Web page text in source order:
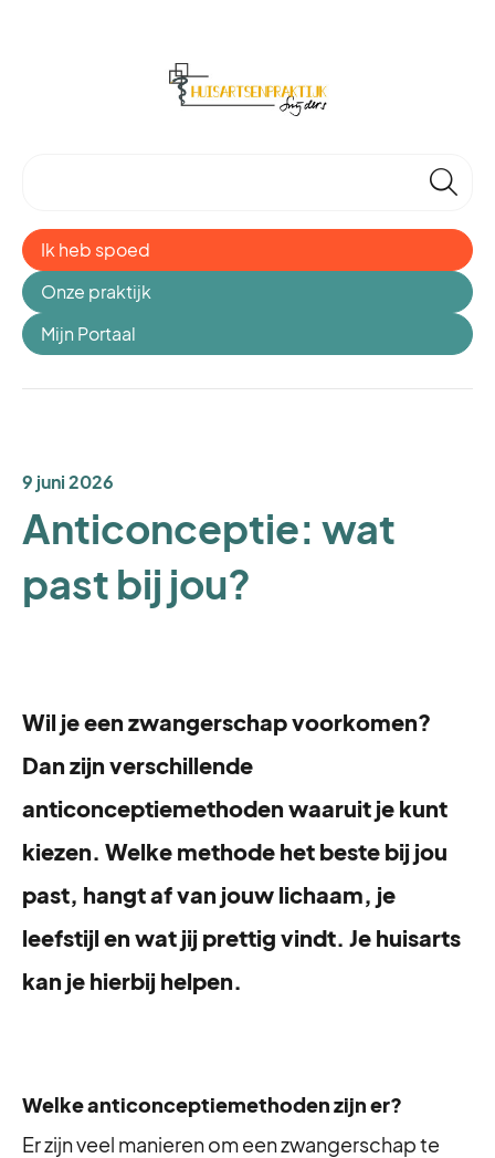
🔎
Onze praktijk
Mijn Portaal
Ik heb spoed
9 juni 2026
Anticonceptie: wat
past bij jou?
Wil je een zwangerschap voorkomen?
Dan zijn verschillende
anticonceptiemethoden waaruit je kunt
kiezen. Welke methode het beste bij jou
past, hangt af van jouw lichaam, je
leefstijl en wat jij prettig vindt. Je huisarts
kan je hierbij helpen.
Welke anticonceptiemethoden zijn er?
Er zijn veel manieren om een zwangerschap te